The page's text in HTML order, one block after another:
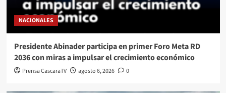
NACIONALES
Presidente Abinader participa en primer Foro Meta RD
2036 con miras a impulsar el crecimiento económico
Prensa CascaraTV agosto 6, 2026 0